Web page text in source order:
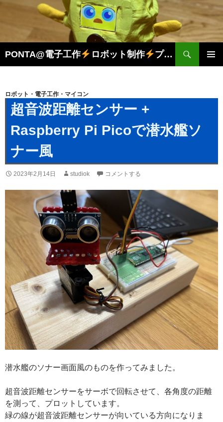
PONTA@電子工作 ロボット制作 プログラミング
索
ン
へ
ス
キ
ロボット・電子工作・マイコン
超音波距離センサー +
Raspberry Pi Picoで潜水艦ソ
ナー風
2023年2月14日 studiok コメントする
潜水艦のソナー画面風のものを作ってみました。
超音波距離センサーをサーボで回転させて、各角度の距離
を測って、プロットしています。
緑の線が超音波距離センサーが向いている方向になりま